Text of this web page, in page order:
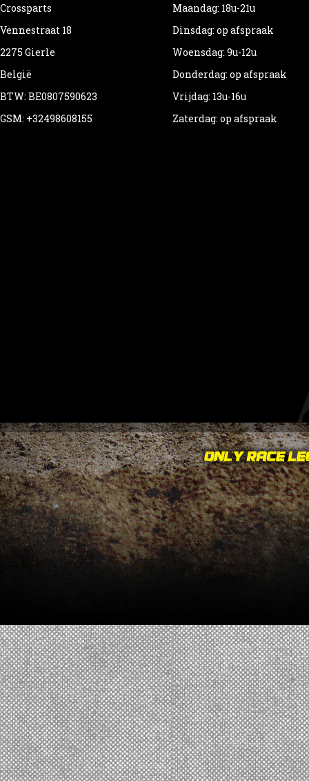
Crossparts
Vennestraat 18
2275 Gierle
België
BTW: BE0807590623
GSM: +32498608155
Maandag: 18u-21u
Dinsdag: op afspraak
Woensdag: 9u-12u
Donderdag: op afspraak
Vrijdag: 13u-16u
Zaterdag: op afspraak